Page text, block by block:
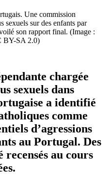
Une commission
sexuels sur des enfants par
son rapport final. (Image :
BY-SA 2.0)
chargée
sexuels dans
a identifié
comme
d’agressions
au Portugal. Des
au cours